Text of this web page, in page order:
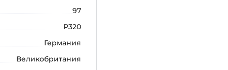
97
P320
Германия
Великобритания